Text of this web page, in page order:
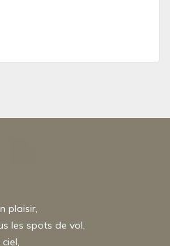
plaisir,
les spots de vol,